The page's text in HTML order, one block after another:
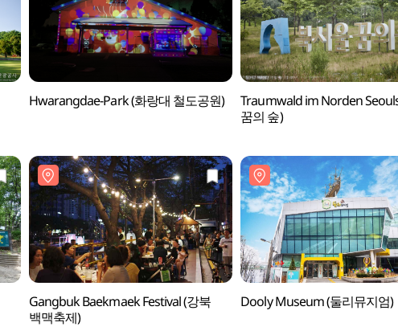
Hwarangdae-Park (화랑대 철도공원)
Traumwald im Norden
꿈의 숲)
Gangbuk Baekmaek Festival (강북
백맥축제)
Dooly Museum (둘리뮤지엄)